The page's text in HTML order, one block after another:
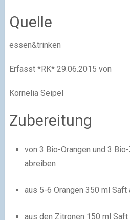
Quelle
essen&trinken
Erfasst *RK* 29.06.2015 von
Kornelia Seipel
Zubereitung
von 3 Bio-Orangen und 3
abreiben
aus 5-6 Orangen 350 ml Saft
aus den Zitronen 150 ml